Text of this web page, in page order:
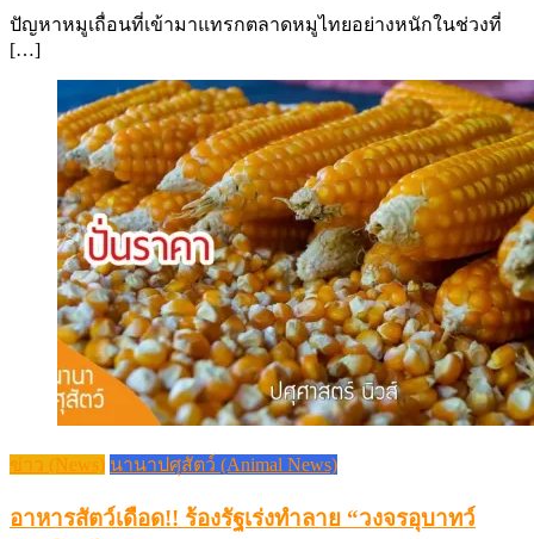
ปัญหาหมูเถื่อนที่เข้ามาแทรกตลาดหมูไทยอย่างหนักในช่วงที่
[…]
ข่าว (News) นานาปศุสัตว์ (Animal News)
อาหารสัตว์เดือด!! ร้องรัฐเร่งทำลาย “วงจรอุบาทว์